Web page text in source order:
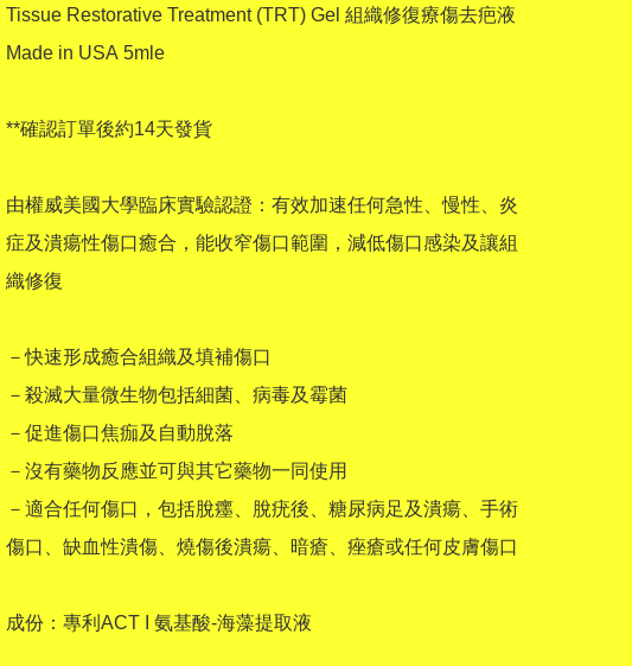
Tissue Restorative Treatment (TRT) Gel 組織修復療傷去疤液
Made in USA 5mle
**確認訂單後約14天發貨
由權威美國大學臨床實驗認證：有效加速任何急性、慢性、炎
症及潰瘍性傷口癒合，能收窄傷口範圍，減低傷口感染及讓組
織修復
－快速形成癒合組織及填補傷口
－殺滅大量微生物包括細菌、病毒及霉菌
－促進傷口焦痂及自動脫落
－沒有藥物反應並可與其它藥物一同使用
－適合任何傷口，包括脫癦、脫疣後、糖尿病足及潰瘍、手術
傷口、缺血性潰傷、燒傷後潰瘍、暗瘡、痤瘡或任何皮膚傷口
成份：專利ACT I 氨基酸-海藻提取液